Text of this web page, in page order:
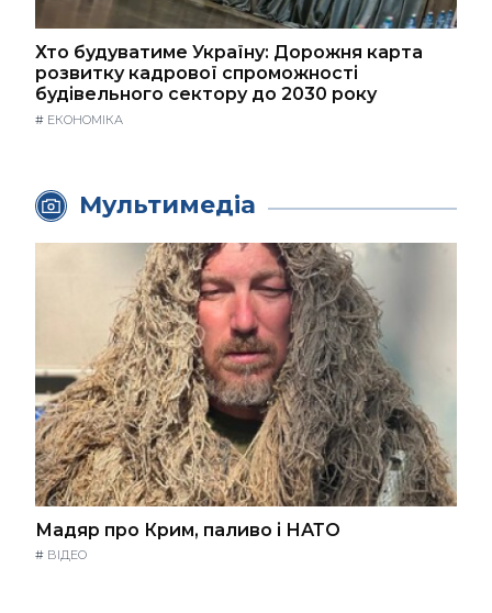
Хто будуватиме Україну: Дорожня карта
розвитку кадрової спроможності
будівельного сектору до 2030 року
# ЕКОНОМІКА
Мультимедіа
Мадяр про Крим, паливо і НАТО
# ВІДЕО